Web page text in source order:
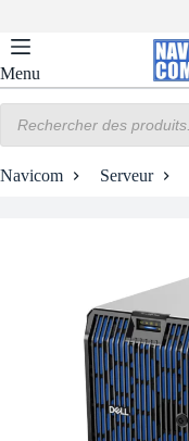
contenu
Menu
produits
Navicom Serveur